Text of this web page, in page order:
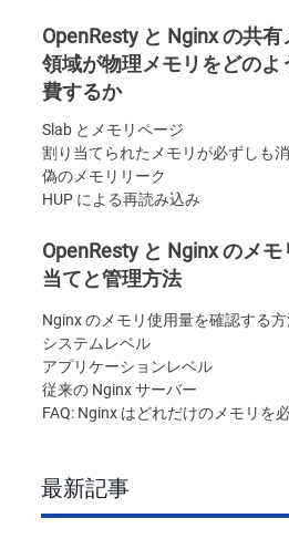
OpenResty と Nginx の共有
領域が物理メモリをどのよ
費するか
Slab とメモリページ
割り当てられたメモリが必ずしも
偽のメモリリーク
HUP による再読み込み
OpenResty と Nginx のメモ
当てと管理方法
Nginx のメモリ使用量を確認する
システムレベル
アプリケーションレベル
従来の Nginx サーバー
FAQ: Nginx はどれだけのメモリを
最新記事